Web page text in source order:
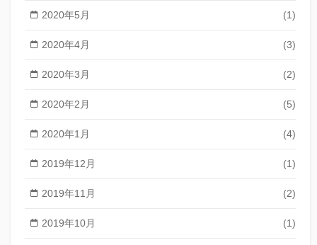
2020年5月 (1)
2020年4月 (3)
2020年3月 (2)
2020年2月 (5)
2020年1月 (4)
2019年12月 (1)
2019年11月 (2)
2019年10月 (1)